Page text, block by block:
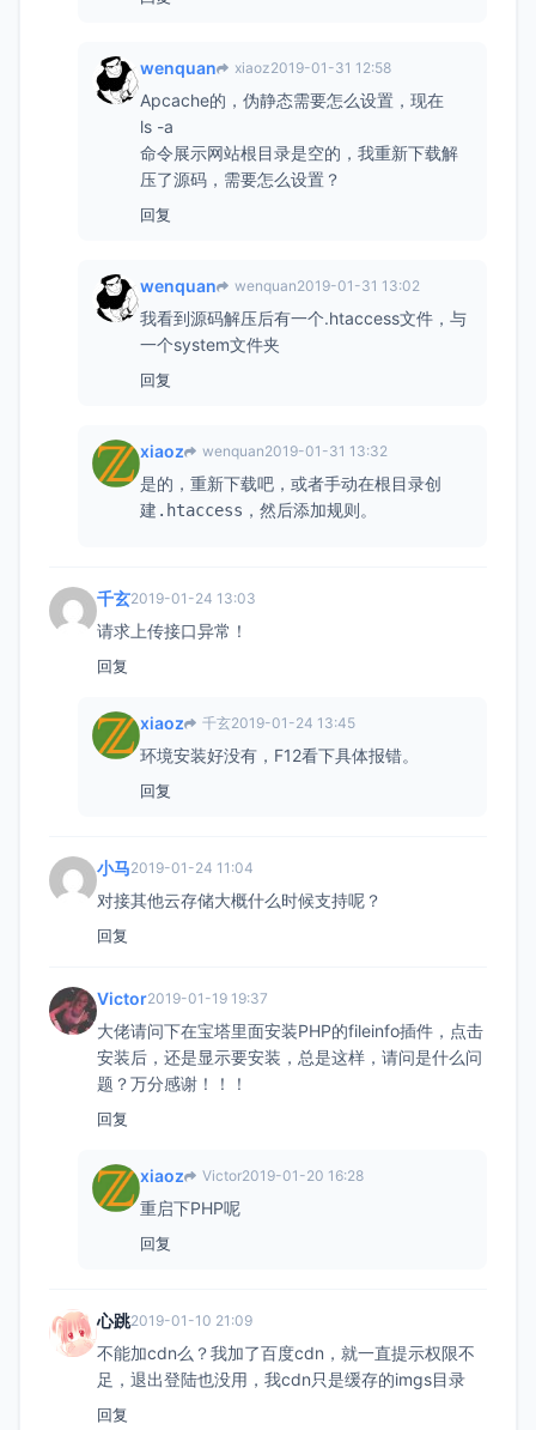
wenquan xiaoz2019-01-31 12:58
Apcache的，伪静态需要怎么设置，现在
ls -a
命令展示网站根目录是空的，我重新下载解
压了源码，需要怎么设置？
回复
wenquan wenquan2019-01-31 13:02
我看到源码解压后有一个.htaccess文件，与
一个system文件夹
回复
xiaoz wenquan2019-01-31 13:32
是的，重新下载吧，或者手动在根目录创
建 .htaccess ，然后添加规则。
千玄2019-01-24 13:03
请求上传接口异常！
回复
xiaoz 千玄2019-01-24 13:45
环境安装好没有，F12看下具体报错。
回复
小马2019-01-24 11:04
对接其他云存储大概什么时候支持呢？
回复
Victor2019-01-19 19:37
大佬请问下在宝塔里面安装PHP的fileinfo插件，点击
安装后，还是显示要安装，总是这样，请问是什么问
题？万分感谢！！！
回复
xiaoz Victor2019-01-20 16:28
重启下PHP呢
回复
心跳2019-01-10 21:09
不能加cdn么？我加了百度cdn，就一直提示权限不
足，退出登陆也没用，我cdn只是缓存的imgs目录
回复